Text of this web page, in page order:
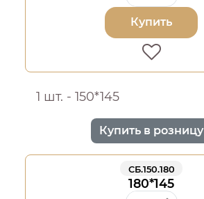
Купить
1 шт. - 150*145
Купить в розницу
СБ.150.180
180*145